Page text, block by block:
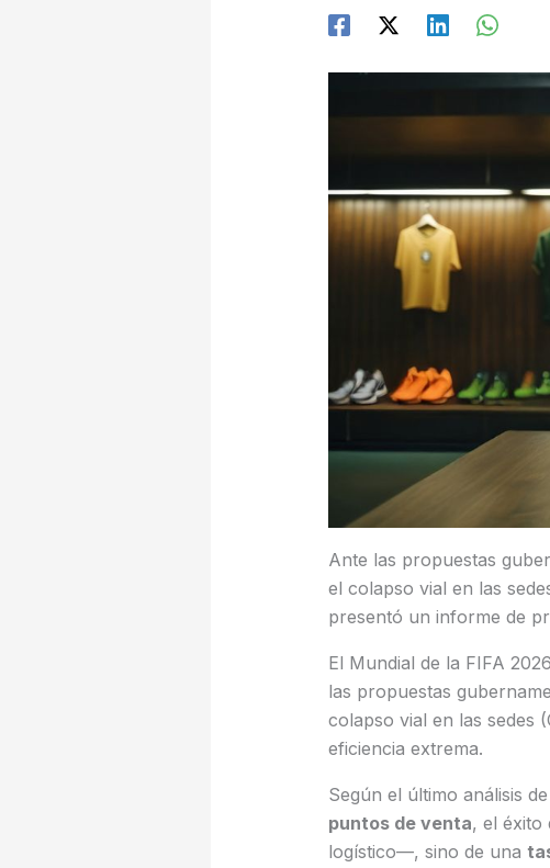
Ante las propuestas
el colapso vial en las
presentó un informe de
El Mundial de la FIFA
las propuestas
colapso vial en las sedes
eficiencia extrema.
Según el último análisis de
puntos de venta, el éxito
logístico—, sino de una